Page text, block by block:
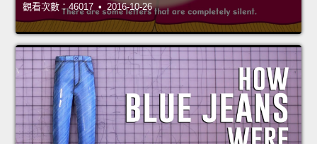
觀看次數：46017 • 2016-10-26